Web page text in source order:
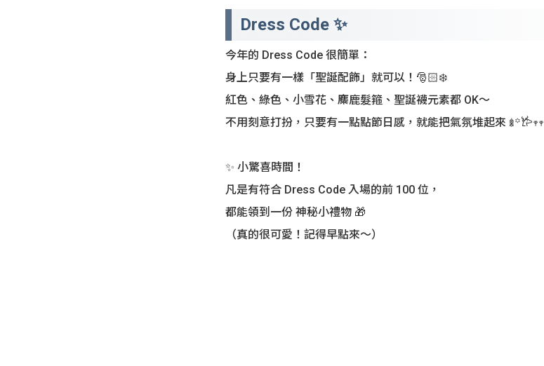
Dress Code ✨
今年的 Dress Code 很簡單：
身上只要有一樣「聖誕配飾」就可以！🎅🏻❄️
紅色、綠色、小雪花、麋鹿髮箍、聖誕襪元素都 OK～
不用刻意打扮，只要有一點點節日感，就能把氣氛堆起來 𖢔꙳𐂂𖥧𖥧
✨ 小驚喜時間！
凡是有符合 Dress Code 入場的前 100 位，
都能領到一份 神秘小禮物 🎁
（真的很可愛！記得早點來～）